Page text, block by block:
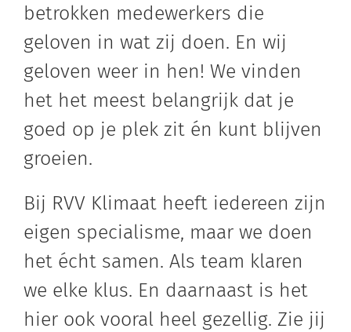
betrokken medewerkers die
geloven in wat zij doen. En wij
geloven weer in hen! We vinden
het het meest belangrijk dat je
goed op je plek zit én kunt blijven
groeien.
Bij RVV Klimaat heeft iedereen zijn
eigen specialisme, maar we doen
het écht samen. Als team klaren
we elke klus. En daarnaast is het
hier ook vooral heel gezellig. Zie jij